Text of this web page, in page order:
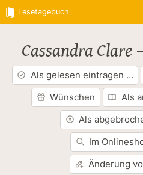
Lesetagebuch
Cassandra Clare
Als gelesen eintragen …
Wünschen
Als
Als
Im
Änderung